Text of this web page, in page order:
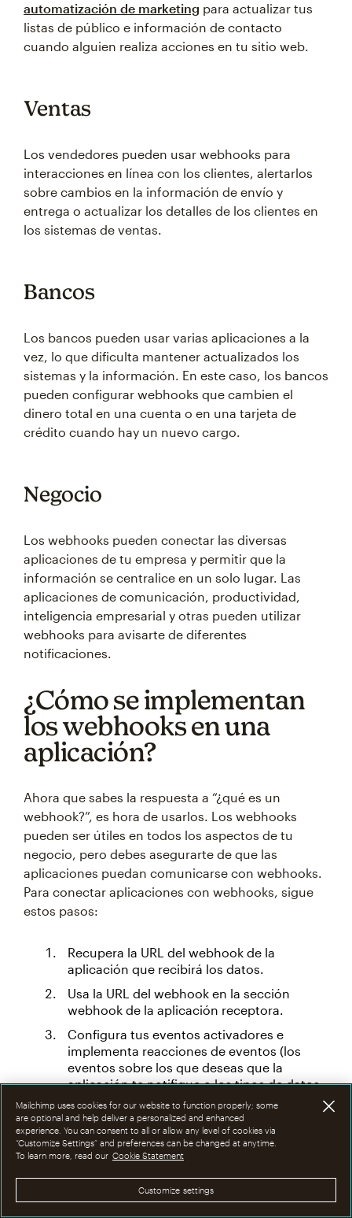
automatización de marketing para actualizar tus
listas de público e información de contacto
cuando alguien realiza acciones en tu sitio web.
Ventas
Los vendedores pueden usar webhooks para
interacciones en línea con los clientes, alertarlos
sobre cambios en la información de envío y
entrega o actualizar los detalles de los clientes en
los sistemas de ventas.
Bancos
Los bancos pueden usar varias aplicaciones a la
vez, lo que dificulta mantener actualizados los
sistemas y la información. En este caso, los bancos
pueden configurar webhooks que cambien el
dinero total en una cuenta o en una tarjeta de
crédito cuando hay un nuevo cargo.
Negocio
Los webhooks pueden conectar las diversas
aplicaciones de tu empresa y permitir que la
información se centralice en un solo lugar. Las
aplicaciones de comunicación, productividad,
inteligencia empresarial y otras pueden utilizar
webhooks para avisarte de diferentes
notificaciones.
¿Cómo se implementan
los webhooks en una
aplicación?
Ahora que sabes la respuesta a “¿qué es un
webhook?”, es hora de usarlos. Los webhooks
pueden ser útiles en todos los aspectos de tu
negocio, pero debes asegurarte de que las
aplicaciones puedan comunicarse con webhooks.
Para conectar aplicaciones con webhooks, sigue
estos pasos:
Recupera la URL del webhook de la
aplicación que recibirá los datos.
Usa la URL del webhook en la sección
webhook de la aplicación receptora.
Configura tus eventos activadores e
implementa reacciones de eventos (los
eventos sobre los que deseas que la
aplicación te notifique o los tipos de datos
que deseas que se envíen de una
aplicación a otra).
Prueba los webhooks para asegurarte de
que funcionan correctamente y que
pueden transferir datos nuevos de un
sistema a otro.
Mailchimp uses cookies for our website to function properly; some
are optional and help deliver a personalized and enhanced
experience. You can consent to all or allow any level of cookies via
“Customize Settings” and preferences can be changed at anytime.
To learn more, read our Cookie Statement
Customize settings